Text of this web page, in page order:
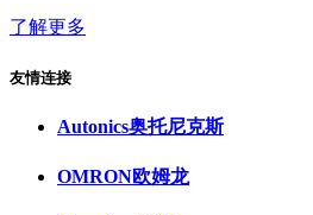
了解更多
友情连接
Autonics奥托尼克斯
OMRON欧姆龙